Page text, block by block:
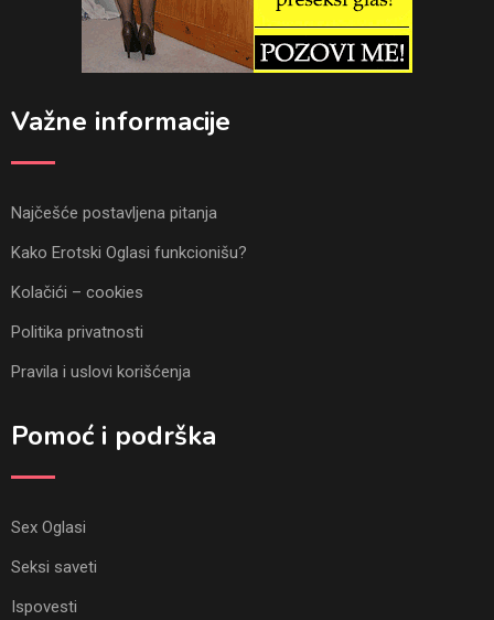
Važne informacije
Najčešće postavljena pitanja
Kako Erotski Oglasi funkcionišu?
Kolačići – cookies
Politika privatnosti
Pravila i uslovi korišćenja
Pomoć i podrška
Sex Oglasi
Seksi saveti
Ispovesti